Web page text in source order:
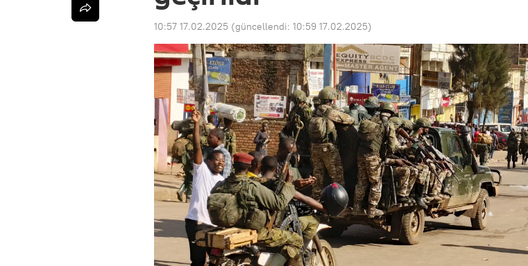
10:57 17.02.2025 (güncellendi: 10:59 17.02.2025)